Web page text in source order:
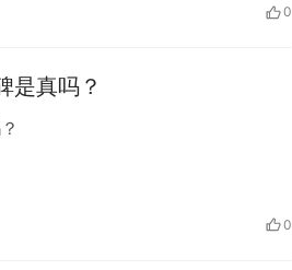
0
是真吗？
0